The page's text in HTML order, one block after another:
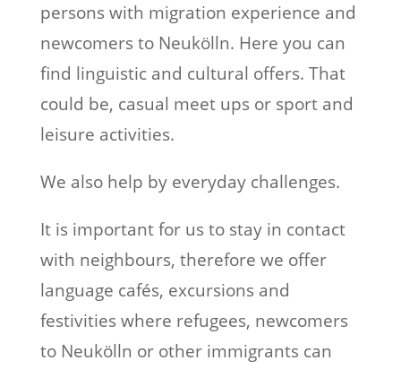
persons with migration experience and
newcomers to Neukölln. Here you can
find linguistic and cultural offers. That
could be, casual meet ups or sport and
leisure activities.
We also help by everyday challenges.
It is important for us to stay in contact
with neighbours, therefore we offer
language cafés, excursions and
festivities where refugees, newcomers
to Neukölln or other immigrants can